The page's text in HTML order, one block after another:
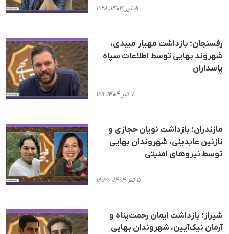
۸ تیر ۱۴۰۴، ۱۱:۲۸
رفسنجان؛ بازداشت مهیار میبدی،
شهروند بهایی توسط اطلاعات سپاه
پاسداران
۷ تیر ۱۴۰۴، ۱۱:۱۱
مازندران؛ بازداشت نویان حجازی و
نازنین عابدینی، شهروندان بهایی
توسط نیروهای امنیتی
۵ تیر ۱۴۰۴، ۱۸:۳۰
شیراز؛ بازداشت ایمان رحمت‌پناه و
آرمان نیک‌آیین، شهروندان بهایی